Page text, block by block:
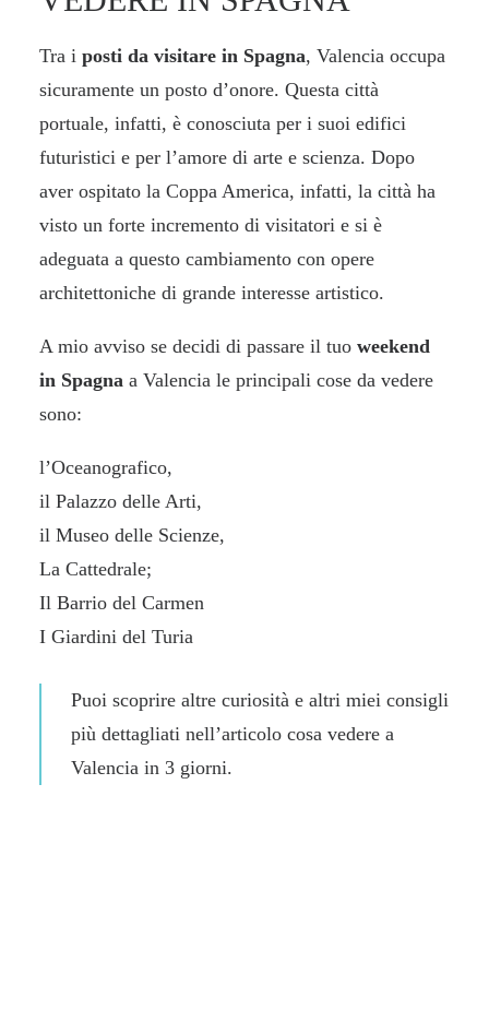
Tra i posti da visitare in Spagna, Valencia occupa
sicuramente un posto d’onore. Questa città
portuale, infatti, è conosciuta per i suoi edifici
futuristici e per l’amore di arte e scienza. Dopo
aver ospitato la Coppa America, infatti, la città ha
visto un forte incremento di visitatori e si è
adeguata a questo cambiamento con opere
architettoniche di grande interesse artistico.
A mio avviso se decidi di passare il tuo weekend
in Spagna a Valencia le principali cose da vedere
sono:
l’Oceanografico,
il Palazzo delle Arti,
il Museo delle Scienze,
La Cattedrale;
Il Barrio del Carmen
I Giardini del Turia
Puoi scoprire altre curiosità e altri miei consigli
più dettagliati nell’articolo cosa vedere a
Valencia in 3 giorni.